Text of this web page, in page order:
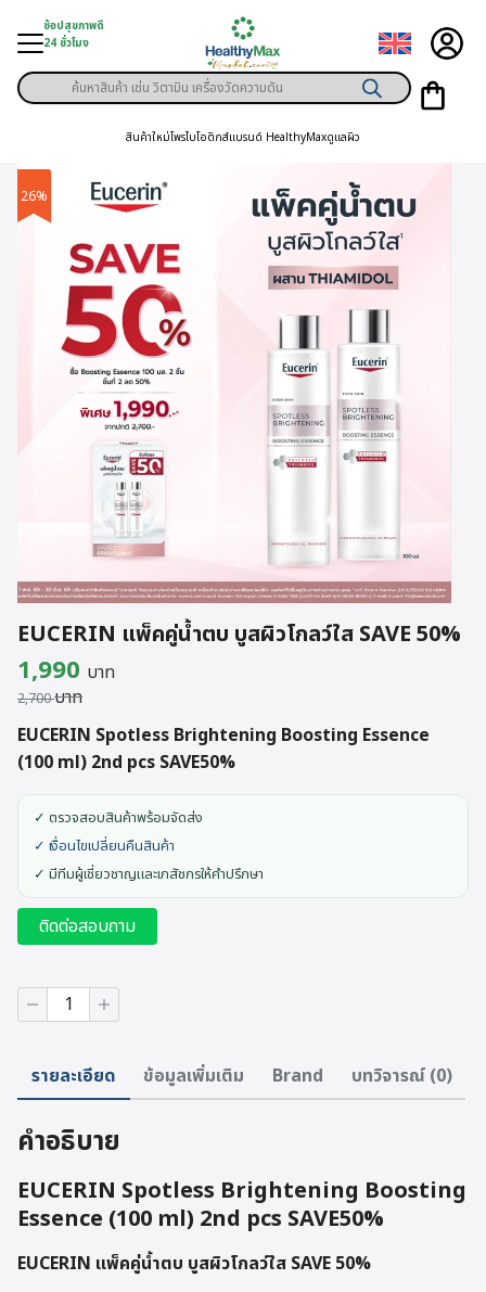
content
ช้อปสุขภาพดี
24 ชั่วโมง
มู่สินค้า
าพเฉพาะคุณ
ศษสมาชิก
Products
search
สินค้าใหม่โพรไบโอติกส์แบรนด์ HealthyMaxดูแลผิว
26%
EUCERIN แพ็คคู่น้ำตบ บูสผิวโกลว์ใส SAVE 50%
2,700บาท
Original
price
was:
2,700 บาท.
1,990 บาท
is:
1,990 บาท.
EUCERIN Spotless Brightening Boosting Essence
(100 ml) 2nd pcs SAVE50%
✓ ตรวจสอบสินค้าพร้อมจัดส่ง
✓ เงื่อนไขเปลี่ยนคืนสินค้า
✓ มีทีมผู้เชี่ยวชาญและเภสัชกรให้คำปรึกษา
ติดต่อสอบถาม
จำนวน
EUCERIN
น้ำ
ตบ
ผิว
ลว์
ใส
SAVE
ชิ้น
รายละเอียด ข้อมูลเพิ่มเติม Brand บทวิจารณ์ (0)
คำอธิบาย
EUCERIN Spotless Brightening Boosting
Essence (100 ml) 2nd pcs SAVE50%
EUCERIN แพ็คคู่น้ำตบ บูสผิวโกลว์ใส SAVE 50%